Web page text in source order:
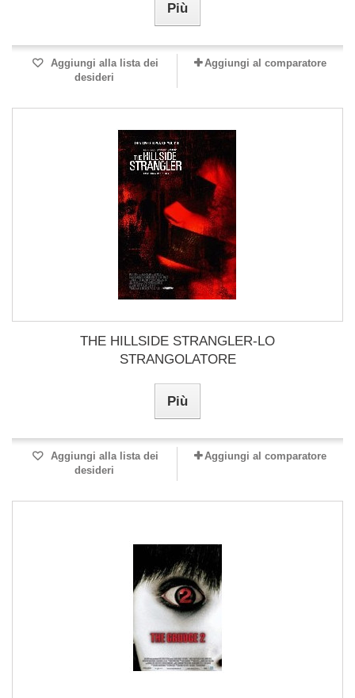
Più
Aggiungi alla lista dei
desideri
Aggiungi al comparatore
THE HILLSIDE STRANGLER-LO
STRANGOLATORE
Più
Aggiungi alla lista dei
desideri
Aggiungi al comparatore